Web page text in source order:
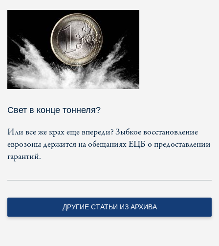
Свет в конце тоннеля?
Или все же крах еще впереди? Зыбкое восстановление
еврозоны держится на обещаниях ЕЦБ о предоставлении
гарантий.
ДРУГИЕ СТАТЬИ ИЗ АРХИВА